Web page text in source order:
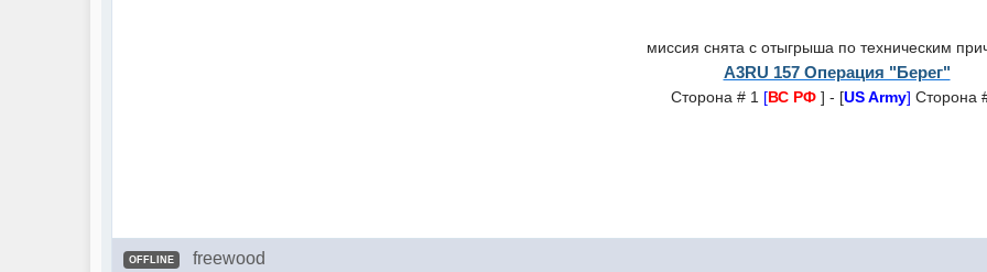
миссия снята с отыгрыша по техническим
A3RU 157 Операция "Берег"
Сторона # 1 [ВС РФ ] - [US Army] Сторона
OFFLINE freewood